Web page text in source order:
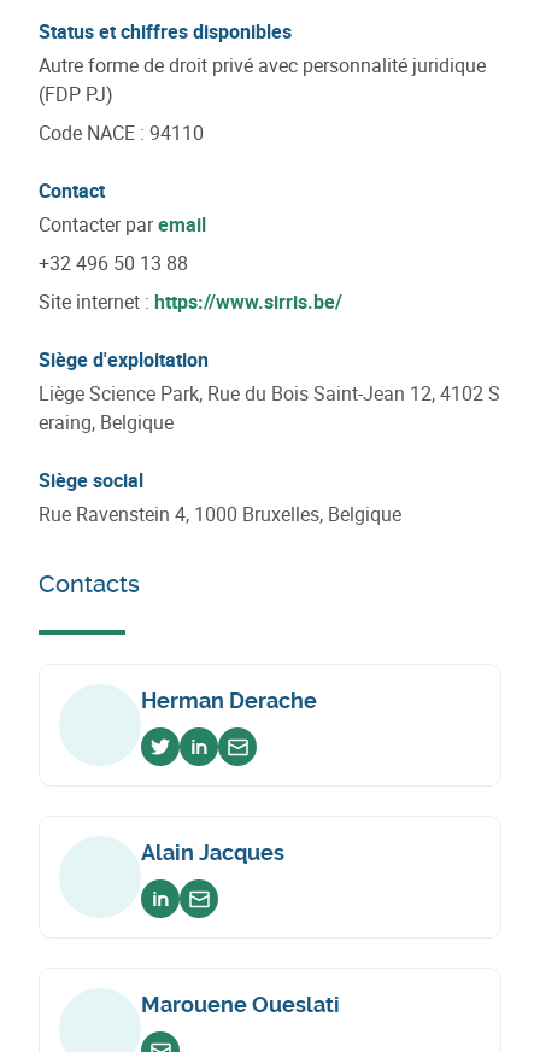
Status et chiffres disponibles
Autre forme de droit privé avec personnalité juridique
(FDP PJ)
Code NACE : 94110
Contact
Contacter paremail
+32 496 50 13 88
Site internet : https://www.sirris.be/
Siège d'exploitation
Liège Science Park, Rue du Bois Saint-Jean 12, 4102 S
eraing, Belgique
Siège social
Rue Ravenstein 4, 1000 Bruxelles, Belgique
Contacts
Herman Derache
Voir sur twitter
Voir sur linkedin
Envoyer un email
Alain Jacques
Voir sur linkedin
Envoyer un email
Marouene Oueslati